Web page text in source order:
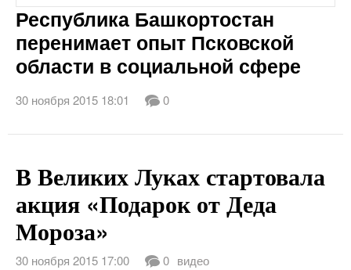
Республика Башкортостан
перенимает опыт Псковской
области в социальной сфере
30 ноября 2015 18:01 0
В Великих Луках стартовала
акция «Подарок от Деда
Мороза»
30 ноября 2015 17:00 0 видео